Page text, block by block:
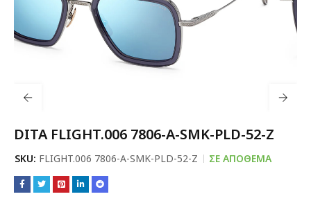
DITA FLIGHT.006 7806-A-SMK-PLD-52-Z
SKU: FLIGHT.006 7806-A-SMK-PLD-52-Z ΣΕ ΑΠΌΘΕΜΑ